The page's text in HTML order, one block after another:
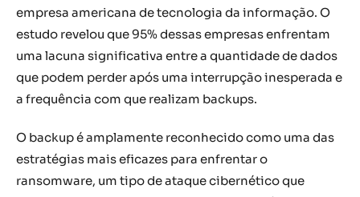
empresa americana de tecnologia da informação. O
estudo revelou que 95% dessas empresas enfrentam
uma lacuna significativa entre a quantidade de dados
que podem perder após uma interrupção inesperada e
a frequência com que realizam backups.
O backup é amplamente reconhecido como uma das
estratégias mais eficazes para enfrentar o
ransomware, um tipo de ataque cibernético que